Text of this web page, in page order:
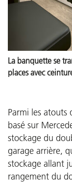
La banquette se
places avec
Parmi les atouts
basé sur
stockage du
garage arrière,
stockage allant
rangement du